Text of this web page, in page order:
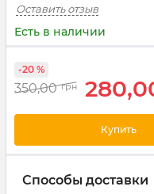
Оставить отзыв
Есть в наличии
350,00 грн
-20 %
Купить
Способы доставки